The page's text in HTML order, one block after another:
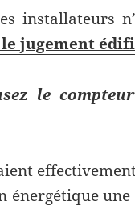
installateurs
jugement
le
une